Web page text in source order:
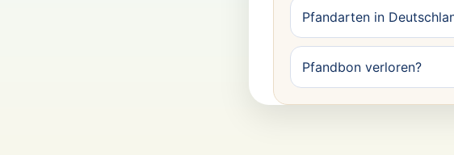
Pfandarten in
Pfandbon verloren?